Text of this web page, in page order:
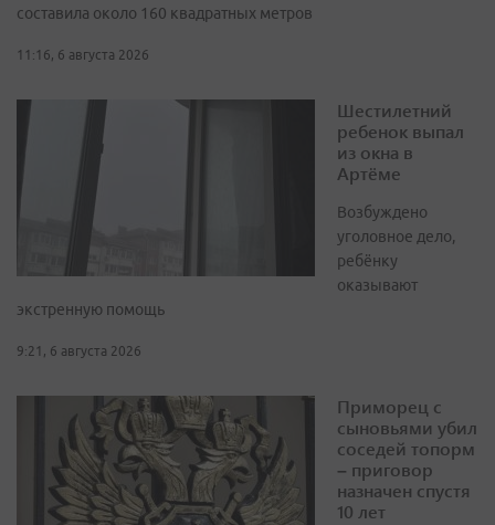
составила около 160 квадратных метров
11:16, 6 августа 2026
Шестилетний
ребенок выпал
из окна в
Артёме
Возбуждено
уголовное дело,
ребёнку
оказывают
экстренную помощь
9:21, 6 августа 2026
Приморец с
сыновьями убил
соседей топорм
– приговор
назначен спустя
10 лет